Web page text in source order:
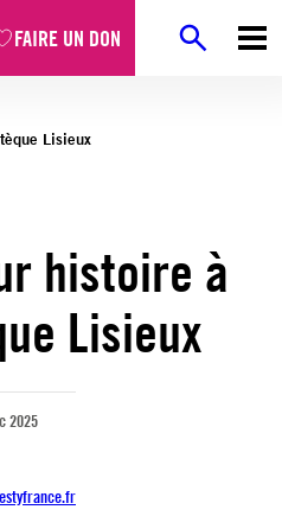
FAIRE UN DON
Lisieux
histoire à
Lisieux
2025